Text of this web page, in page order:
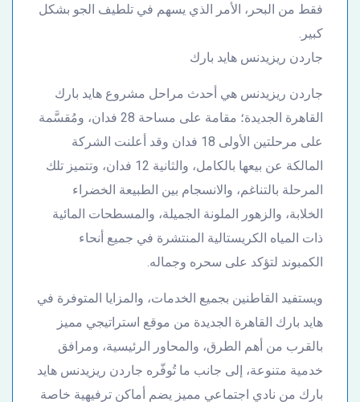
فقط من البحر، الأمر الذي يسهم في تلطيف الجو بشكل
كبير.
جاردن ريزيدنس هايد بارك
جاردن ريزيدنس هي أحدث مراحل مشروع هايد بارك
القاهرة الجديدة؛ مقامة على مساحة 28 فدان، ومُقسَّمة
على مرحلتين الأولى 18 فدان وقد أعلنت الشركة
المالكة عن بيعها بالكامل، والثانية 12 فدان، وتتميز تلك
المرحلة بالتناغم، والانسجام بين الطبيعة الخضراء
الخلابة، والزهور الملونة الجميلة، والمسطحات المائية
ذات المياه الكريستالية المنتشرة في جميع أنحاء
الكمبوند لتؤكد على سحره وجماله.
ويستفيد القاطنين بجميع الخدمات، والمزايا المتوفرة في
هايد بارك القاهرة الجديدة من موقع استراتيجي مميز
بالقرب من أهم الطرق، والمحاور الرئيسية، ومرافق
خدمية متنوعة، إلى جانب ما تُوفّره جاردن ريزيدنس هايد
بارك من نادي اجتماعي مميز يضم أماكن ترفيهية خاصة